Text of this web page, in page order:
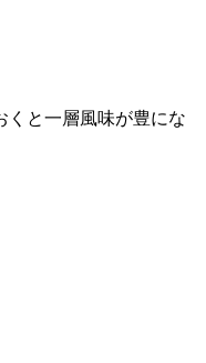
くと一層風味が豊にな